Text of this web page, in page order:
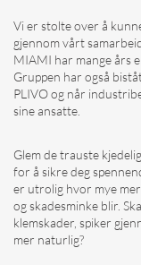
Vi er stolte over å
gjennom vårt
MIAMI har mange års
Gruppen har også
PLIVO og når
sine ansatte.
Glem de trauste
for å sikre deg
er utrolig hvor mye
og skadesminke blir.
klemskader, spiker
mer naturlig?